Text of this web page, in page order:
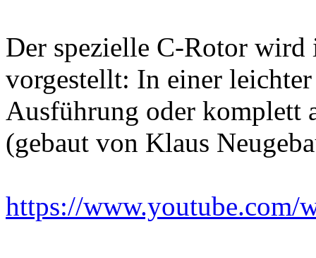
Der spezielle C-Rotor
vorgestellt: In einer
Ausführung oder komplett
(gebaut von Klaus
https://www.youtube.com/